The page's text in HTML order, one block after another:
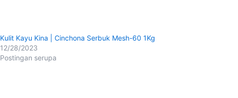
Kulit Kayu Kina | Cinchona Serbuk Mesh-60 1Kg
12/28/2023
Postingan serupa